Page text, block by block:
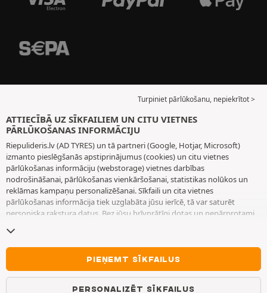
Turpiniet pārlūkošanu, nepiekrītot >
ATTIECĪBĀ UZ SĪKFAILIEM UN CITU VIETNES
PĀRLŪKOŠANAS INFORMĀCIJU
Riepulideris.lv (AD TYRES) un tā partneri (Google, Hotjar, Microsoft)
izmanto pieslēgšanās apstiprinājumus (cookies) un citu vietnes
pārlūkošanas informāciju (webstorage) vietnes darbības
nodrošināšanai, pārlūkošanas vienkāršošanai, statistikas nolūkos un
reklāmas kampaņu personalizēšanai. Sīkfaili un cita vietnes
pārlūkošanas informācija tiek uzglabāta jūsu ierīcē, tā var saturēt
personiska rakstura datus. Bez jūsu brīvprātīgi dotas un nepārprotami
pārlūkošanas informāciju, izņemot to, kas nepieciešama vietnes
darbības nodrošināšanai. Mēs saglabājam jūsu izvēli 6 mēnešus ilgu
laiku periodu. Jūs varat jebkurā brīdī atsaukt savu piekrišanu, dodoties
uz lapuSīkfaili un cita vietnes pārlūkošanas informācija. Jūs varat
izvēlēties turpināt pārlūkošanu bez piekrišanas sīkfailu un citas vietnes
PIEŅEMT SĪKFAILUS
PERSONALIZĒT SĪKFAILUS